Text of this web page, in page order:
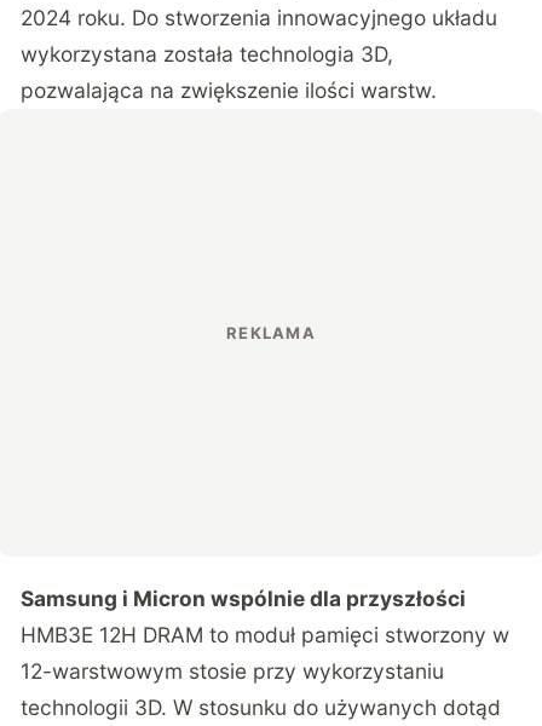
2024 roku. Do stworzenia innowacyjnego układu
wykorzystana została technologia 3D,
pozwalająca na zwiększenie ilości warstw.
Samsung i Micron wspólnie dla przyszłości
HMB3E 12H DRAM to moduł pamięci stworzony w
12-warstwowym stosie przy wykorzystaniu
technologii 3D. W stosunku do używanych dotąd